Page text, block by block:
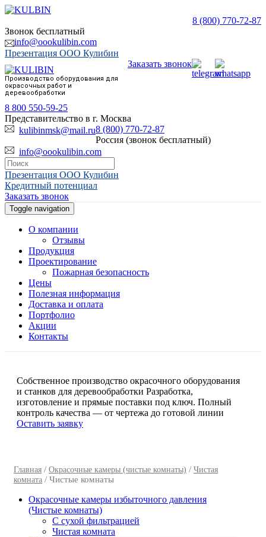
8 (800) 770-72-87
Звонок бесплатный
info@oookulibin.com
Презентация ООО Кулибин
Заказать звонок
Производство оборудования для
окрасочных работ и
деревообработки
8 800 550-59-25
Представительство в г. Москва
kulibinmsk@mail.ru8 (800) 770-72-87
Россия (звонок бесплатный)
info@oookulibin.com
Презентация ООО Кулибин
Кредитный потенциал
Заказать звонок
Toggle navigation
О компании
Отзывы
Продукция
Проектирование
Пожарная безопасность
Цены
Полезная информация
Доставка и оплата
Портфолио
Акции
Контакты
Собственное производство окрасочного оборудования
и станков для деревообработки Разработка,
изготовление и прямые поставки под ключ. Полный
контроль качества — от чертежа до готовой линии
Оставить заявку
Главная / Окрасочные камеры (чистые комнаты) / Чистая
комната / Чистые комнаты
Окрасочные камеры избыточного давления
(Чистые комнаты)
C сухой фильтрацией
Чистая комната